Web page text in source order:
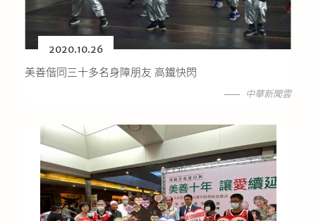
2020.10.26
美善偕同三十多名身障朋友 高鐵快閃
中華新聞雲